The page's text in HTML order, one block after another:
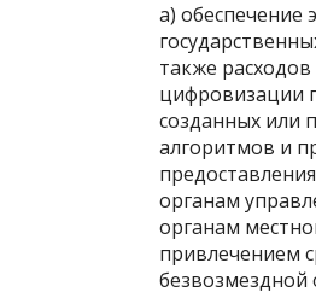
а) обеспечение
также
цифровизации
созданных или
алгоритмов и
органам
органам
привлечением
безвозмездной